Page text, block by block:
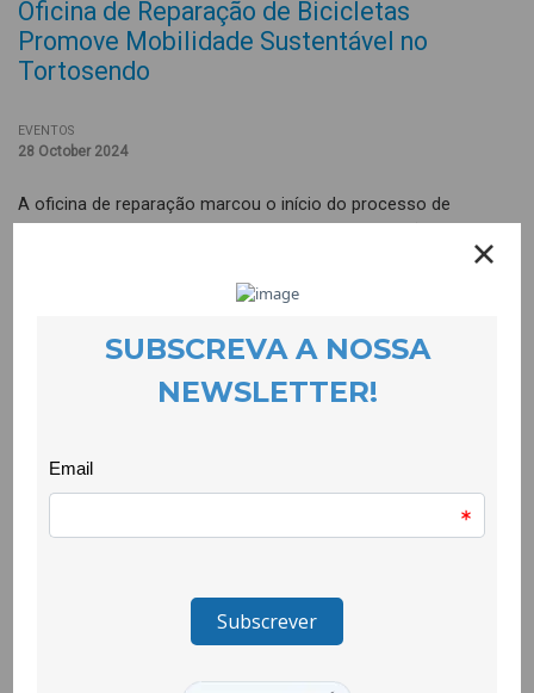
Oficina de Reparação de Bicicletas
Promove Mobilidade Sustentável no
Tortosendo
EVENTOS
28 October 2024
A oficina de reparação marcou o início do processo de
conserto das bicicletas doadas pela Rotary Covilhã ao Projecto
Quero Ser Mais E9G. Nesta oficina inaugural, foram entregues
cinco bicicletas, e as oficinas continuarão a beneficiar os/as
participantes do projecto Quero Ser Mais E9G, proporcionando-
lhes experiências enriquecedoras.
A iniciativa, que conta com o apoio dos serviços da Oxygen
habilidades pessoais, sociais e cívicas.
A alegria e o entusiasmo foram evidentes, tornando a oficina
um verdadeiro sucesso. As bicicletas representam uma
suas ruas estarão repletas desta forma de mobilidade